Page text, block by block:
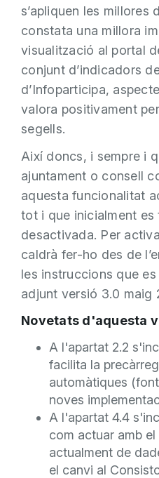
s’apliquen les millores
constata una millora
visualització al portal
conjunt d’indicadors
d’Infoparticipa,
valora positivament
segells.
Així doncs, i sempre i
ajuntament o consell
aquesta funcionalitat
tot i que inicialment
desactivada. Per
caldrà fer-ho des de
les instruccions que
adjunt versió 3.0 maig
Novetats d'aquesta
A l'apartat 2.2
facilita la
automàtiques
noves
A l'apartat 4.4
com actuar amb
actualment de
el canvi al